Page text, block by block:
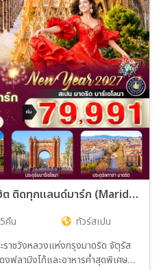
ทัวร์สเปน ต้องไป ครบเมืองฮิต ติดทุกแลนด์มาร์ก (Marid-Bacelona) 8วัน 5คืน (QR)
คืน
ทัวร์สเปน
าชวังหลวงแห่งกรุงมาดริด จัตุรัส
ฟลามิงโก้และอาหารค่ำสุดพิเศษ